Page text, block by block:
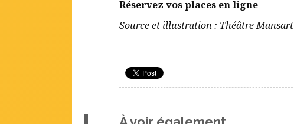
Réservez vos places en ligne
Source et illustration : Théâtre Mansart